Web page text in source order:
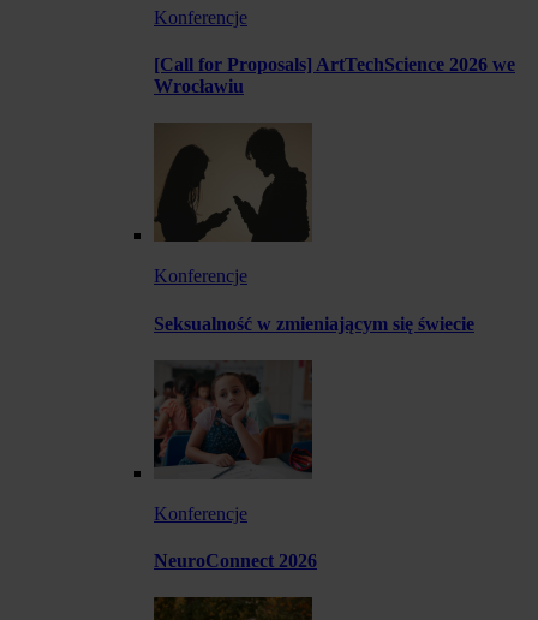
Konferencje
[Call for Proposals] ArtTechScience 2026 we
Wrocławiu
Konferencje
Seksualność w zmieniającym się świecie
Konferencje
NeuroConnect 2026